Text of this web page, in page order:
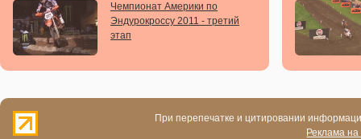
Чемпионат Америки по
Эндурокроссу 2011 - третий
этап
При перепечатке и цитировании
Реклама на